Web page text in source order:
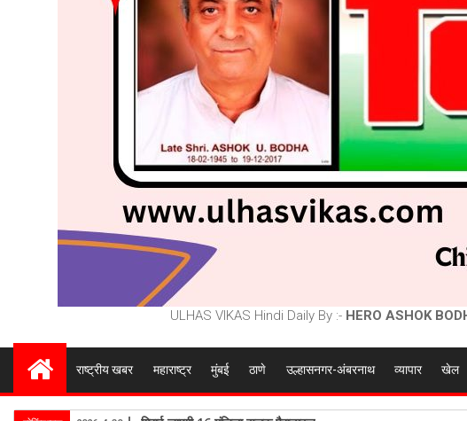
ULHAS VIKAS Hindi Daily By :- HERO ASHOK
राष्ट्रीय खबर महाराष्ट्र मुंबई ठाणे उल्हासनगर-अंबरनाथ व्यापार खेल